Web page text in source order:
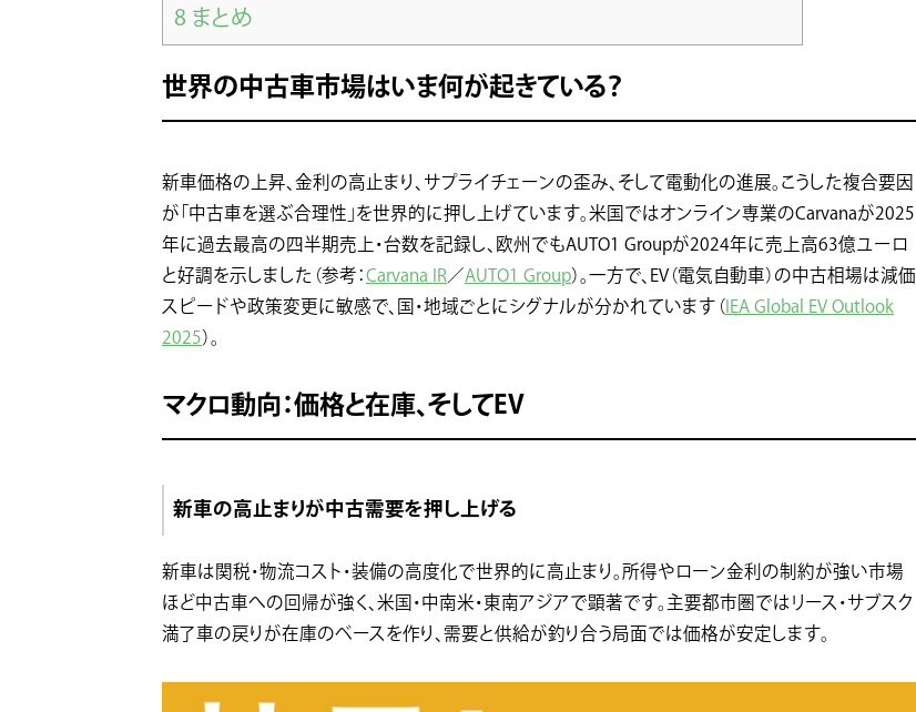
8 まとめ
世界の中古車市場はいま何が起きている？
新車価格の上昇、金利の高止まり、サプライチェーンの歪み、そして電動化の進展。こうした複合要因
が「中古車を選ぶ合理性」を世界的に押し上げています。米国ではオンライン専業のCarvanaが2025
年に過去最高の四半期売上・台数を記録し、欧州でもAUTO1 Groupが2024年に売上高63億ユーロ
と好調を示しました（参考：Carvana IR ／AUTO1 Group）。一方で、EV（電気自動車）の中古相場は減価
スピードや政策変更に敏感で、国・地域ごとにシグナルが分かれています（ IEA Global EV Outlook
2025）。
マクロ動向：価格と在庫、そしてEV
新車の高止まりが中古需要を押し上げる
新車は関税・物流コスト・装備の高度化で世界的に高止まり。所得やローン金利の制約が強い市場
ほど中古車への回帰が強く、米国・中南米・東南アジアで顕著です。主要都市圏ではリース・サブスク
満了車の戻りが在庫のベースを作り、需要と供給が釣り合う局面では価格が安定します。